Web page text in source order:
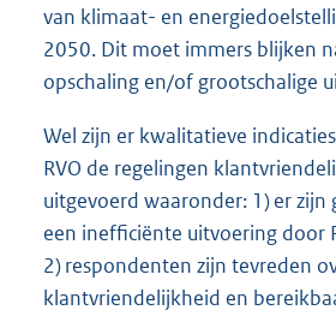
van klimaat- en
2050. Dit moet immers blijken
opschaling en/of grootschalige
Wel zijn er kwalitatieve
RVO de regelingen
uitgevoerd waaronder: 1) er zijn
een inefficiënte uitvoering door
2) respondenten zijn tevreden
klantvriendelijkheid en